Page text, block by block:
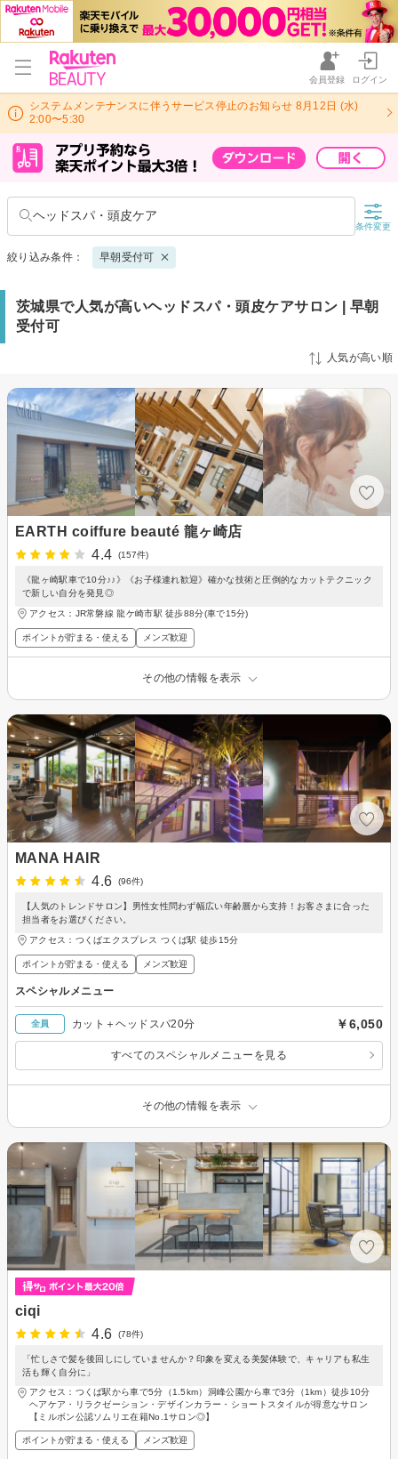
会員登録 ログイン
システムメンテナンスに伴うサービス停止のお知らせ 8月12日 (水)
2:00〜5:30
ヘッドスパ・頭皮ケア
条件変更
絞り込み条件： 早朝受付可
茨城県で人気が高いヘッドスパ・頭皮ケアサロン | 早朝
受付可
人気が高い順
EARTH coiffure beauté 龍ヶ崎店
4.4
(157件)
《龍ヶ崎駅車で10分♪♪》《お子様連れ歓迎》確かな技術と圧倒的なカットテクニック
で新しい自分を発見◎
アクセス：JR常磐線 龍ケ崎市駅 徒歩88分(車で15分)
ポイントが貯まる・使える メンズ歓迎
その他の情報を表示
MANA HAIR
4.6
(96件)
【人気のトレンドサロン】男性女性問わず幅広い年齢層から支持！お客さまに合った
担当者をお選びください。
アクセス：つくばエクスプレス つくば駅 徒歩15分
ポイントが貯まる・使える メンズ歓迎
スペシャルメニュー
全員 カット＋ヘッドスパ20分 ￥6,050
すべてのスペシャルメニューを見る
その他の情報を表示
ciqi
4.6
(78件)
「忙しさで髪を後回しにしていませんか？印象を変える美髪体験で、キャリアも私生
活も輝く自分に」
アクセス：つくば駅から車で5分（1.5km）洞峰公園から車で3分（1km）徒歩10分
ヘアケア・リラクゼーション・デザインカラー・ショートスタイルが得意なサロン
【ミルボン公認ソムリエ在籍No.1サロン◎】
ポイントが貯まる・使える メンズ歓迎